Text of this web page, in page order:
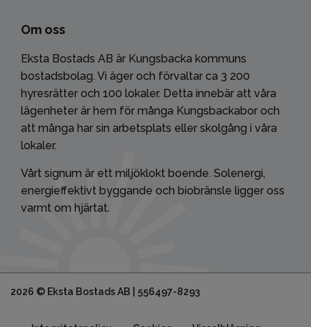
Om oss
Eksta Bostads AB är Kungsbacka kommuns
bostadsbolag. Vi äger och förvaltar ca 3 200
hyresrätter och 100 lokaler. Detta innebär att våra
lägenheter är hem för många Kungsbackabor och
att många har sin arbetsplats eller skolgång i våra
lokaler.
Vårt signum är ett miljöklokt boende. Solenergi,
energieffektivt byggande och biobränsle ligger oss
varmt om hjärtat.
2026 © Eksta Bostads AB | 556497-8293